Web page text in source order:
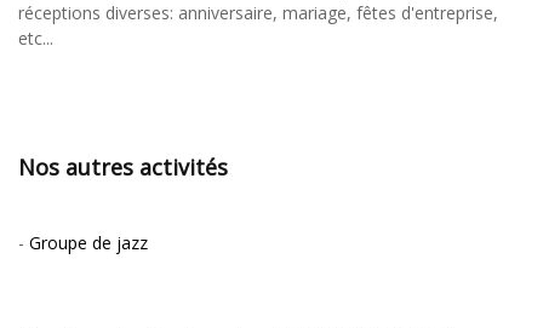
réceptions diverses: anniversaire, mariage, fêtes d'entreprise,
etc...
Nos autres activités
- Groupe de jazz